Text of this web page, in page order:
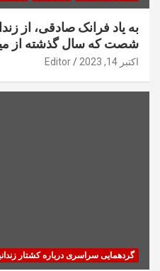
به یاد فرانک صادقی، از
شصت که سال گذشته از
اکتبر 14, 2023 Editor
گردهمایی سراسری درباره کشتار